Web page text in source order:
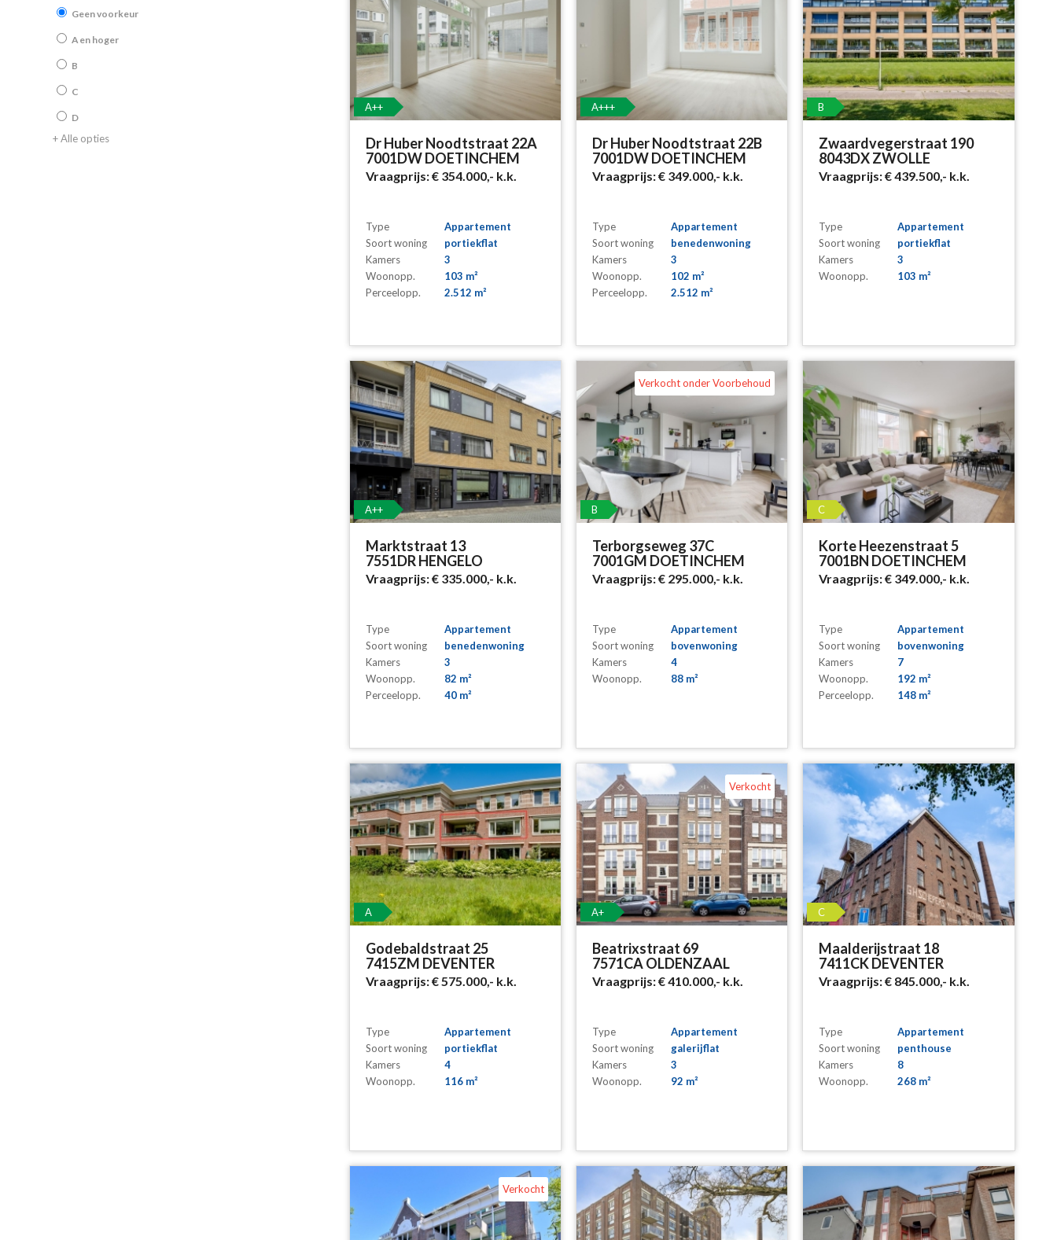
A++
Dr Huber Noodtstraat 22A
7001DW DOETINCHEM
Vraagprijs:€ 354.000,- k.k.
Type
Appartement
Soort woning
portiekflat
Kamers
3
Woonopp.
103 m²
Perceelopp.
2.512 m²
A+++
Dr Huber Noodtstraat 22B
7001DW DOETINCHEM
Vraagprijs:€ 349.000,- k.k.
Type
Appartement
Soort woning
benedenwoning
Kamers
3
Woonopp.
102 m²
Perceelopp.
2.512 m²
B
Zwaardvegerstraat 190
8043DX ZWOLLE
Vraagprijs:€ 439.500,- k.k.
Type
Appartement
Soort woning
portiekflat
Kamers
3
Woonopp.
103 m²
A++
Marktstraat 13
7551DR HENGELO
Vraagprijs:€ 335.000,- k.k.
Type
Appartement
Soort woning
benedenwoning
Kamers
3
Woonopp.
82 m²
Perceelopp.
40 m²
B
Terborgseweg 37C
7001GM DOETINCHEM
Vraagprijs:€ 295.000,- k.k.
Type
Appartement
Soort woning
bovenwoning
Kamers
4
Woonopp.
88 m²
Verkocht onder Voorbehoud
C
Korte Heezenstraat 5
7001BN DOETINCHEM
Vraagprijs:€ 349.000,- k.k.
Type
Appartement
Soort woning
bovenwoning
Kamers
7
Woonopp.
192 m²
Perceelopp.
148 m²
A
Godebaldstraat 25
7415ZM DEVENTER
Vraagprijs:€ 575.000,- k.k.
Type
Appartement
Soort woning
portiekflat
Kamers
4
Woonopp.
116 m²
A+
Beatrixstraat 69
7571CA OLDENZAAL
Vraagprijs:€ 410.000,- k.k.
Type
Appartement
Soort woning
galerijflat
Kamers
3
Woonopp.
92 m²
Verkocht
C
Maalderijstraat 18
7411CK DEVENTER
Vraagprijs:€ 845.000,- k.k.
Type
Appartement
Soort woning
penthouse
Kamers
8
Woonopp.
268 m²
Verkocht
Geen voorkeur
A en hoger
B
C
D
+ Alle opties